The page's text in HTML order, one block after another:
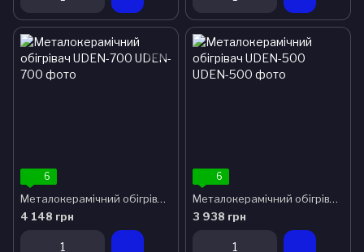
6
Металокерамічний обігрівач UDEN-700
4 148 грн
6
Металокерамічний обігрівач UDEN-500
3 938 грн